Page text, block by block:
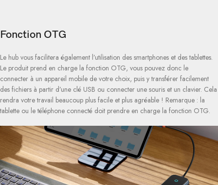
Fonction OTG
Le hub vous facilitera également l’utilisation des smartphones et des tablettes.
Le produit prend en charge la fonction OTG, vous pouvez donc le
connecter à un appareil mobile de votre choix, puis y transférer facilement
des fichiers à partir d’une clé USB ou connecter une souris et un clavier. Cela
rendra votre travail beaucoup plus facile et plus agréable ! Remarque : la
tablette ou le téléphone connecté doit prendre en charge la fonction OTG.